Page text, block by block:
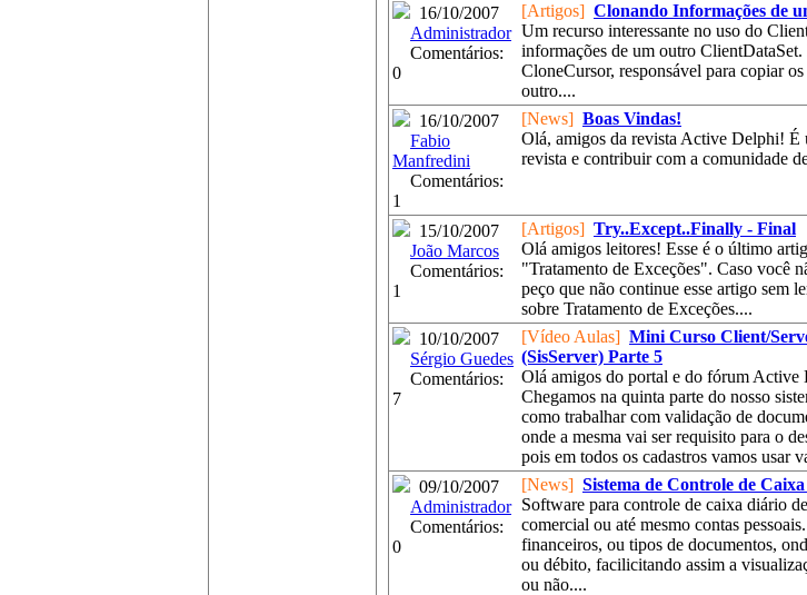
16/10/2007
Administrador
Comentários:
0
[Artigos] Clonando Informações de
Um recurso interessante no uso do
informações de um outro ClientDataSet.
CloneCursor, responsável para copiar
outro....
16/10/2007
Fabio
Manfredini
Comentários:
1
[News] Boas Vindas!
Olá, amigos da revista Active Delphi! É
revista e contribuir com a comunidade
15/10/2007
João Marcos
Comentários:
1
[Artigos] Try..Except..Finally - Final
Olá amigos leitores! Esse é o último
"Tratamento de Exceções". Caso você
peço que não continue esse artigo sem
sobre Tratamento de Exceções....
10/10/2007
Sérgio Guedes
Comentários:
7
[Vídeo Aulas] Mini Curso Client/
(SisServer) Parte 5
Olá amigos do portal e do fórum Active
Chegamos na quinta parte do nosso
como trabalhar com validação de
onde a mesma vai ser requisito para o
pois em todos os cadastros vamos usar
09/10/2007
Administrador
Comentários:
0
[News] Sistema de Controle de
Software para controle de caixa diário
comercial ou até mesmo contas
financeiros, ou tipos de documentos,
ou débito, facilicitando assim a
ou não....